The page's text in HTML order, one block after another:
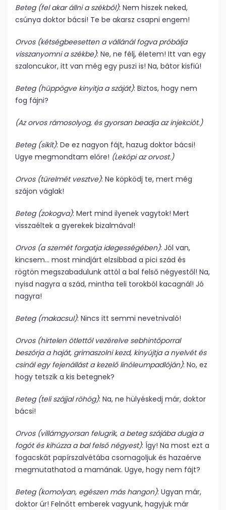
Beteg (fel akar állni a székből): Nem hiszek neked,
csúnya doktor bácsi! Te be akarsz csapni engem!
Orvos (kétségbeesetten a vállánál fogva próbálja
visszanyomni a székbe): Ne, ne félj, életem! Itt van egy
szaloncukor, itt van még egy puszi is! Na, bátor kisfiú!
Beteg (hüppögve kinyitja a száját): Biztos, hogy nem
fog fájni?
(Az orvos rámosolyog, és gyorsan beadja az injekciót.)
Beteg (sikít): De ez nagyon fájt, hazug doktor bácsi!
Ugye megmondtam előre! (Leköpi az orvost.)
Orvos (türelmét vesztve): Ne köpködj te, mert még
szájon váglak!
Beteg (zokogva): Mert mind ilyenek vagytok! Mert
visszaéltek a gyerekek bizalmával!
Orvos (a szemét forgatja idegességében): Jól van,
kincsem… most mindjárt elzsibbad a pici szád és
rögtön megszabadulunk attól a bal felső négyestől! Na,
nyisd nagyra a szád, mintha teli torokból kacagnál! Jó
nagyra!
Beteg (makacsul): Nincs itt semmi nevetnivaló!
Orvos (hirtelen ötlettől vezérelve sebhintőporral
beszórja a haját, grimaszolni kezd, kinyújtja a nyelvét és
csinál egy fejenállást a kezelő linóleumpadlóján): No, ez
hogy tetszik a kis betegnek?
Beteg (teli szájjal röhög): Na, ne hülyéskedj már, doktor
bácsi!
Orvos (villámgyorsan felugrik, a beteg szájába dugja a
fogót és kihúzza a bal felső négyest): Így! Na most ezt a
fogacskát papírszalvétába csomagoljuk és hazaérve
megmutathatod a mamának. Ugye, hogy nem fájt?
Beteg (komolyan, egészen más hangon): Ugyan már,
doktor úr! Felnőtt emberek vagyunk, hagyjuk már